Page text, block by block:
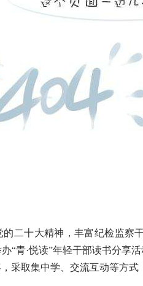
十大精神，丰富纪检监察
“青·悦读”年轻干部读书分享
采取集中学、交流互动等方